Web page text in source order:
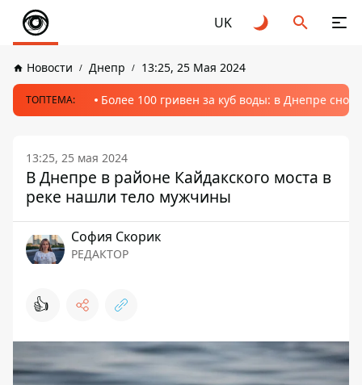
UK
Новости Днепр 13:25, 25 Мая 2024
ТОПТЕМА: Более 100 гривен за куб воды: в Днепре
13:25, 25 мая 2024
В Днепре в районе Кайдакского моста в
реке нашли тело мужчины
София Скорик
РЕДАКТОР
👍